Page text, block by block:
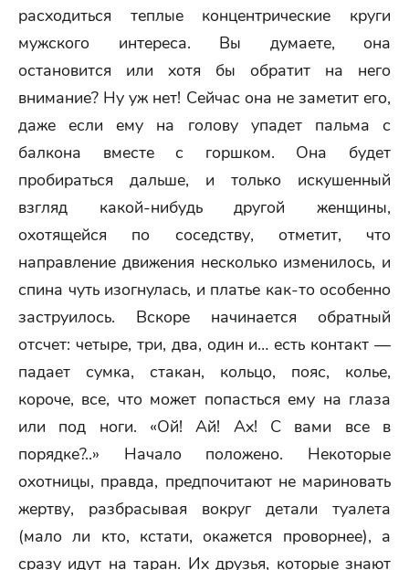
расходиться теплые концентрические круги
мужского интереса. Вы думаете, она
остановится или хотя бы обратит на него
внимание? Ну уж нет! Сейчас она не заметит его,
даже если ему на голову упадет пальма с
балкона вместе с горшком. Она будет
пробираться дальше, и только искушенный
взгляд какой-нибудь другой женщины,
охотящейся по соседству, отметит, что
направление движения несколько изменилось, и
спина чуть изогнулась, и платье как-то особенно
заструилось. Вскоре начинается обратный
отсчет: четыре, три, два, один и… есть контакт —
падает сумка, стакан, кольцо, пояс, колье,
короче, все, что может попасться ему на глаза
или под ноги. «Ой! Ай! Ах! С вами все в
порядке?..» Начало положено. Некоторые
охотницы, правда, предпочитают не мариновать
жертву, разбрасывая вокруг детали туалета
(мало ли кто, кстати, окажется проворнее), а
сразу идут на таран. Их друзья, которые знают